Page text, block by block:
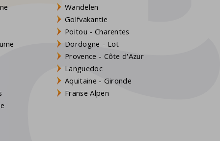
Wandelen
Golfvakantie
Poitou - Charentes
Dordogne - Lot
Provence - Côte d'Azur
Languedoc
Aquitaine - Gironde
Franse Alpen